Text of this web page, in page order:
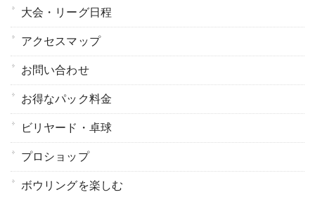
大会・リーグ日程
アクセスマップ
お問い合わせ
お得なパック料金
ビリヤード・卓球
プロショップ
ボウリングを楽しむ